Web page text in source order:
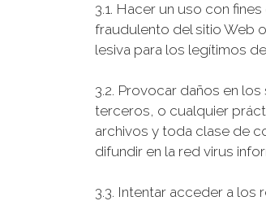
3.1. Hacer un uso con
fraudulento del sitio Web
lesiva para los legítimos
3.2. Provocar daños en
terceros, o cualquier
archivos y toda clase de
difundir en la red virus
3.3. Intentar acceder a